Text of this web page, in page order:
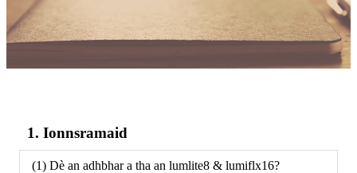
1. Ionnsramaid
(1) Dè an adhbhar a tha an lumlite8 & lumiflx16?